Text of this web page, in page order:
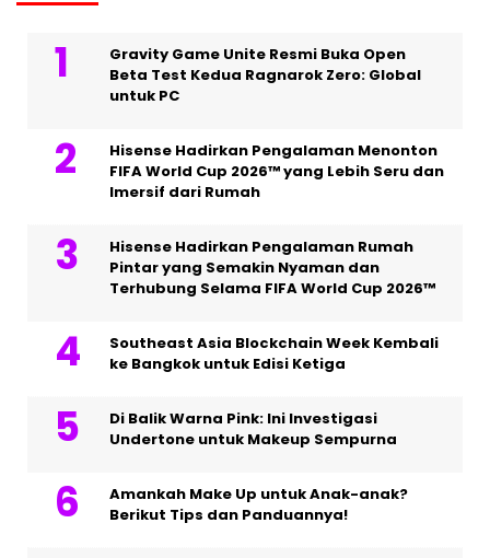
Gravity Game Unite Resmi Buka Open
Beta Test Kedua Ragnarok Zero: Global
untuk PC
Hisense Hadirkan Pengalaman Menonton
FIFA World Cup 2026™ yang Lebih Seru dan
Imersif dari Rumah
Hisense Hadirkan Pengalaman Rumah
Pintar yang Semakin Nyaman dan
Terhubung Selama FIFA World Cup 2026™
Southeast Asia Blockchain Week Kembali
ke Bangkok untuk Edisi Ketiga
Di Balik Warna Pink: Ini Investigasi
Undertone untuk Makeup Sempurna
Amankah Make Up untuk Anak-anak?
Berikut Tips dan Panduannya!